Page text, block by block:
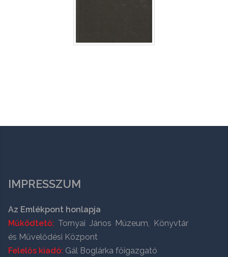
IMPRESSZUM
Az Emlékpont honlapja
Működtető: Tornyai János Múzeum, Könyvtár
és Művelődési Központ
Felelős kiadó: Gál Boglárka főigazgató